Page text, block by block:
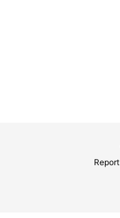
Report